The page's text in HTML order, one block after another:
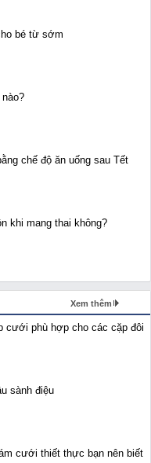
bé từ sớm
chế độ ăn uống sau Tết
khi mang thai không?
Xem thêm
cưới phù hợp cho các cặp đôi
sành điệu
cưới thiết thực bạn nên biết